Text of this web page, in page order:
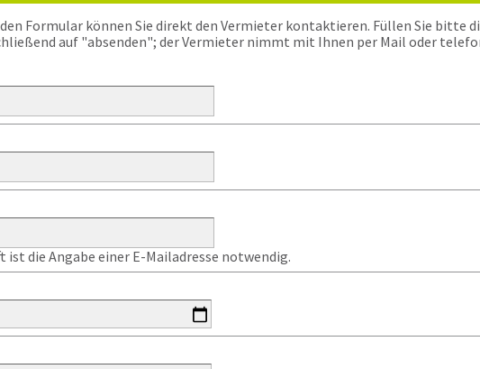
Formular können Sie direkt den Vermieter kontaktieren. Füllen Sie bitte
auf "absenden"; der Vermieter nimmt mit Ihnen per Mail oder
ist die Angabe einer E-Mailadresse notwendig.